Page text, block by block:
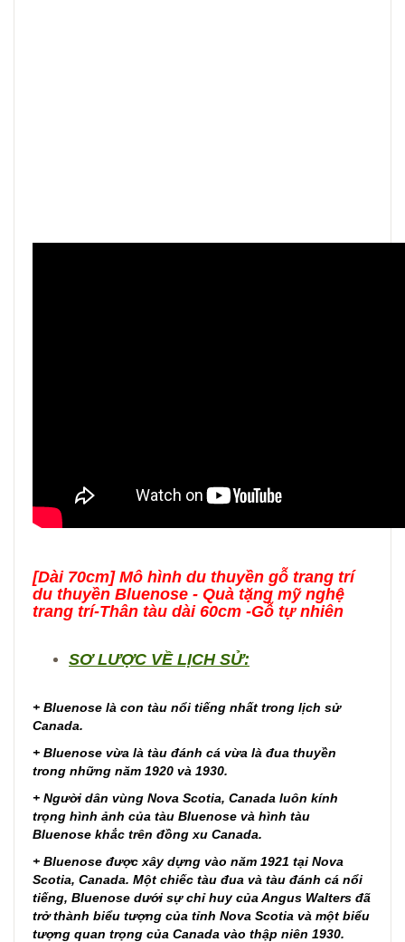
[Dài 70cm] Mô hình du thuyền gỗ trang trí
du thuyền Bluenose - Quà tặng mỹ nghệ
trang trí-Thân tàu dài 60cm -Gỗ tự nhiên
SƠ LƯỢC VỀ LỊCH SỬ:
+ Bluenose là con tàu nổi tiếng nhất trong lịch sử
Canada.
+ Bluenose vừa là tàu đánh cá vừa là đua thuyền
trong những năm 1920 và 1930.
+ Người dân vùng Nova Scotia, Canada luôn kính
trọng hình ảnh của tàu Bluenose và hình tàu
Bluenose khắc trên đồng xu Canada.
+ Bluenose được xây dựng vào năm 1921 tại Nova
Scotia, Canada. Một chiếc tàu đua và tàu đánh cá nổi
tiếng, Bluenose dưới sự chỉ huy của Angus Walters đã
trở thành biểu tượng của tỉnh Nova Scotia và một biểu
tượng quan trọng của Canada vào thập niên 1930.